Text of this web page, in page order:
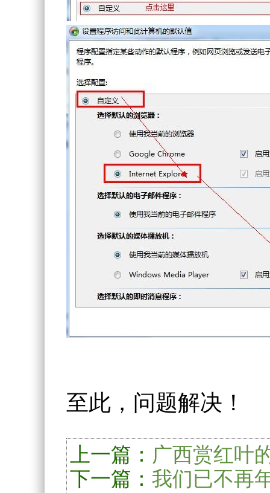
至此，问题解决！
上一篇： 广西赏红叶
下一篇： 我们已不再